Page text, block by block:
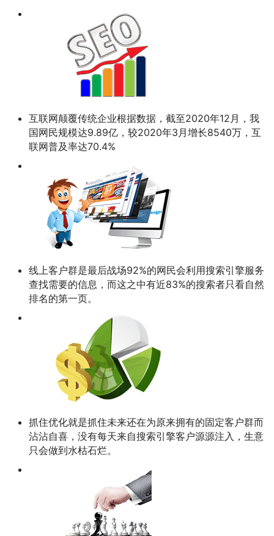
互联网颠覆传统企业根据数据，截至2020年12月，我
国网民规模达9.89亿，较2020年3月增长8540万，互
联网普及率达70.4%
线上客户群是最后战场92%的网民会利用搜索引擎服务
查找需要的信息，而这之中有近83%的搜索者只看自然
排名的第一页。
抓住优化就是抓住未来还在为原来拥有的固定客户群而
沾沾自喜，没有每天来自搜索引擎客户源源注入，生意
只会做到水枯石烂。